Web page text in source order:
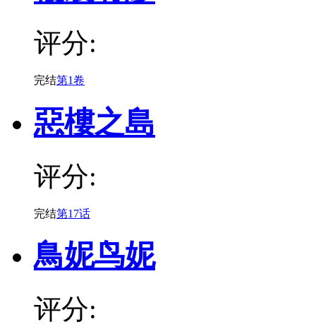
评分:
完结第1卷
惡樓之島
评分:
完结第17话
鳥妮鸟妮
评分: